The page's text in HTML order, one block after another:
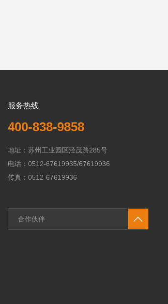
服务热线
400-838-9858
地址：苏州工业园区泾茂路285号
电话：0512-67619935/67619936
传真：0512-67619936
合作伙伴